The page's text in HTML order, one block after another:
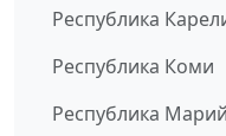
Республика
Республика Коми
Республика